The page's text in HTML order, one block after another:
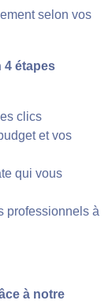
selon vos
4 étapes
clics
et vos
qui vous
professionnels à
à notre